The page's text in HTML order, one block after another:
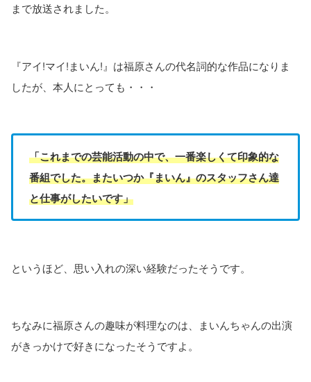
まで放送されました。
『アイ!マイ!まいん!』は福原さんの代名詞的な作品になりま
したが、本人にとっても・・・
「これまでの芸能活動の中で、一番楽しくて印象的な
番組でした。またいつか『まいん』のスタッフさん達
と仕事がしたいです」
というほど、思い入れの深い経験だったそうです。
ちなみに福原さんの趣味が料理なのは、まいんちゃんの出演
がきっかけで好きになったそうですよ。